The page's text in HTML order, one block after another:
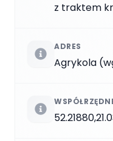
z traktem
ADRES
Agrykola